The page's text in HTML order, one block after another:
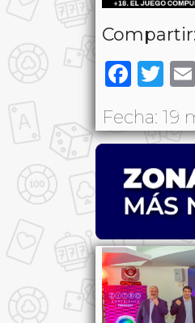
Compartir:
Fecha: 19